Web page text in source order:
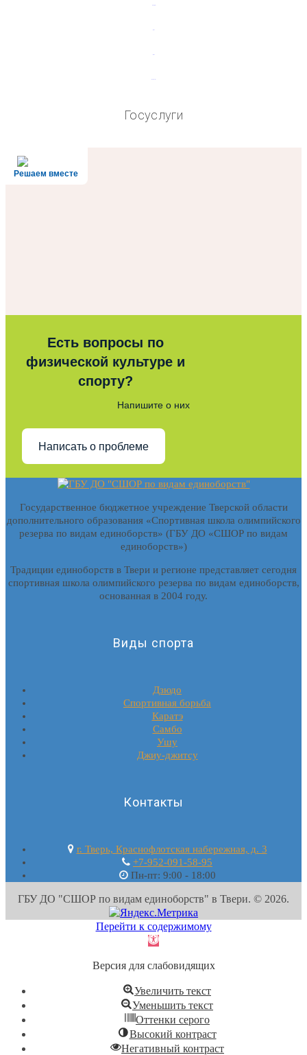
Госуслуги
Решаем вместе
Есть вопросы по
физической культуре и
спорту?
Напишите о них
Написать о проблеме
Государственное бюджетное учреждение Тверской области
дополнительного образования «Спортивная школа олимпийского
резерва по видам единоборств» (ГБУ ДО «СШОР по видам
единоборств»)
Традиции единоборств в Твери и регионе представляет сегодня
спортивная школа олимпийского резерва по видам единоборств,
основанная в 2004 году.
Виды спорта
Дзюдо
Спортивная борьба
Каратэ
Самбо
Ушу
Джиу-джитсу
Контакты
г. Тверь, Краснофлотская набережная, д. 3
+7-952-091-58-95
Пн-пт: 9:00 - 18:00
ГБУ ДО "СШОР по видам единоборств" в Твери. © 2026.
Перейти к содержимому
Открыть
инструментов
Версия для слабовидящих
Увеличить текст
Уменьшить текст
Оттенки серого
Высокий контраст
Негативный контраст